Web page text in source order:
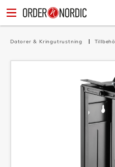
Datorer & Kringutrustning